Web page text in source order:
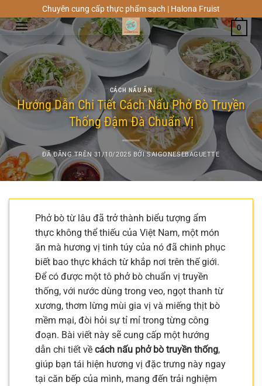
đến
nội
dung
Chuyên cung cấp thực phẩm sạch | Halona Fruist
0
CÁCH NẤU ĂN
Hướng Dẫn Chi Tiết Cách Nấu Phở Bò Truyền
Thống Đậm Đà Chuẩn Vị
ĐÃ ĐĂNG TRÊN 31/10/2025 BỞISAIGONESEBAGUETTE
Phở bò từ lâu đã trở thành biểu tượng ẩm
thực không thể thiếu của Việt Nam, một món
ăn mà hương vị tinh túy của nó đã chinh phục
biết bao thực khách từ khắp nơi trên thế giới.
Để có được một tô phở bò chuẩn vị truyền
thống, với nước dùng trong veo, ngọt thanh từ
xương, thơm lừng mùi gia vị và miếng thịt bò
mềm mại, đòi hỏi sự tỉ mỉ trong từng công
đoạn. Bài viết này sẽ cung cấp một hướng
dẫn chi tiết về cách nấu phở bò truyền thống,
giúp bạn tái hiện hương vị đặc trưng này ngay
tại căn bếp của mình, mang đến trải nghiệm